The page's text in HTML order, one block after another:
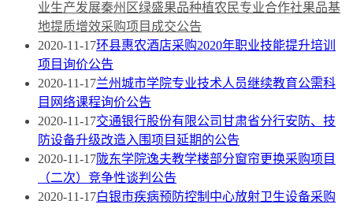
业生产发展秦州区绿盛果品种植农民专业合作社果品基
地提质增效采购项目成交公告
2020-11-17环县惠农酒店采购2020年职业技能提升培训
项目询价公告
2020-11-17兰州城市学院专业技术人员继续教育公需科
目网络课程询价公告
2020-11-17交通银行股份有限公司甘肃省分行安防、技
防设备升级改造入围项目延期的公告
2020-11-17陇东学院逸夫教学楼部分窗帘更换采购项目
（二次）竞争性谈判公告
2020-11-17白银市疾病预防控制中心放射卫生设备采购